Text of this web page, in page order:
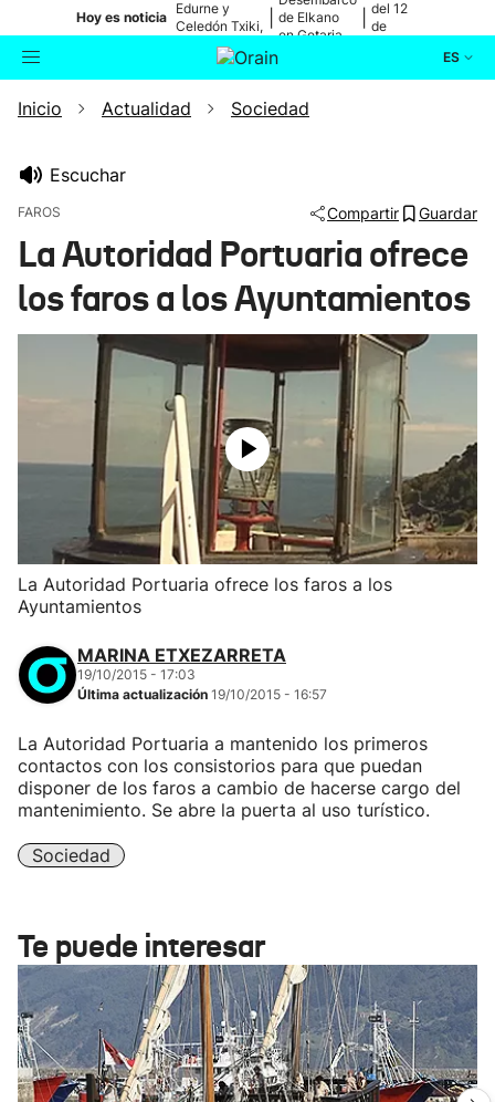
Hoy es noticia
Edurne y
Celedón Txiki,
en directo
de Elkano
en Getaria
del 12
de
ES
Buscador Actualidad
Ikusmiran
Eguraldia
Inicio Actualidad Sociedad
Escuchar
FAROS Compartir Guardar
La Autoridad Portuaria ofrece
los faros a los Ayuntamientos
La Autoridad Portuaria ofrece los faros a los
Ayuntamientos
MARINA ETXEZARRETA
19/10/2015 - 17:03
Última actualización 19/10/2015 - 16:57
La Autoridad Portuaria a mantenido los primeros
contactos con los consistorios para que puedan
disponer de los faros a cambio de hacerse cargo del
mantenimiento. Se abre la puerta al uso turístico.
Sociedad
Te puede interesar